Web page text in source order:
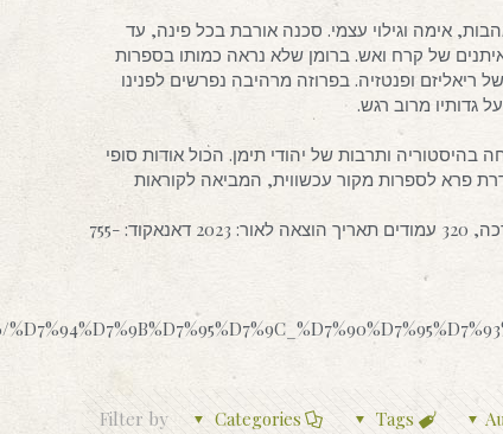
אימה וגילוי עצמי. סכנה אורבת בכל פינה, עד
של קרח ואש. ברומן שלא נראה כמותו בספרות
ריאליזם ופנטזיה. בפרוזה מרהיבה נפרשים לפנינו
גדותיו מרוב רגש.
ותרבות של יהודי תימן. הכול אודות סופי
פרא לספרות מקור עכשווית, המביאה לקוראות
הספר זכה בתמיכת קרן רבינוביץ'. מגיל 14 ומעלה כריכה רכה, 320 עמודים תאריך הוצאה לאור: 2023 דאנאקוד: 755-
Filter by Categories Tags